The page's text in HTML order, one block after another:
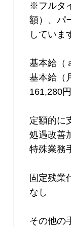
※フルタ
額）、パ
していま
基本給（
基本給（
161,280
定額的に
処遇改善
特殊業務
固定残業
なし
その他の